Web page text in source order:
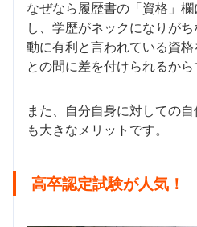
なぜなら履歴書の「資格」
し、学歴がネックになりが
動に有利と言われている資
との間に差を付けられるから
また、自分自身に対しての
も大きなメリットです。
高卒認定試験が人気！